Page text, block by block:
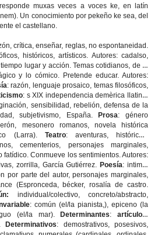
muxas veces a voces ke, en latín
Un conocimiento por pekeño ke sea, del
el castellano.
crítica, enseñar, reglas, no espontaneidad.
históricos, artísticos. Autores: cadalso,
lugar y acción. Temas cotidianos, de la
y lo cómico. Pretende educar. Autores:
: razón, lenguaje prosaico, temas filosóficos,
: s XIX independencia demèrica llatina,
sensibilidad, rebelión, defensa de la
subjetivismo, España.
Prosa: género
mesonero romanos, novela histórica
(Larra). Teatro: aventuras, históricos,
cementerios, personajes marginales,
Conmueve los sentimientos. Autores:
zorrilla, García Gutiérrez. Poesía: intima,
por parte del autor, personajes marginales,
(Espronceda, bécker, rosalía de castro.
individual/colectivo, concreto/abstracto,
: común (el/la pianista,), epiceno (la
(el/la mar).
Determinantes:artículos :
Determinativos: demostrativos, posesivos,